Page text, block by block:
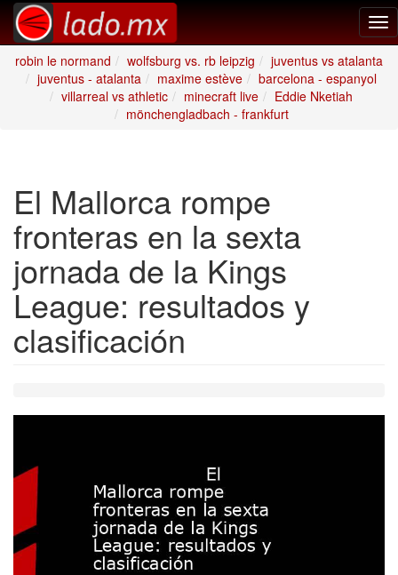
robin le normand
wolfsburg vs. rb leipzig
juventus vs atalanta
juventus - atalanta
maxime estève
barcelona - espanyol
villarreal vs athletic
minecraft live
Eddie Nketiah
mönchengladbach - frankfurt
El Mallorca rompe
fronteras en la sexta
jornada de la Kings
League: resultados y
clasificación